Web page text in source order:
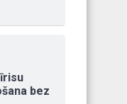
bez